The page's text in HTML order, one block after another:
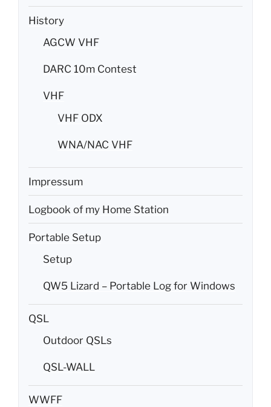
History
AGCW VHF
DARC 10m Contest
VHF
VHF ODX
WNA/NAC VHF
Impressum
Logbook of my Home Station
Portable Setup
Setup
QW5 Lizard – Portable Log for Windows
QSL
Outdoor QSLs
QSL-WALL
WWFF